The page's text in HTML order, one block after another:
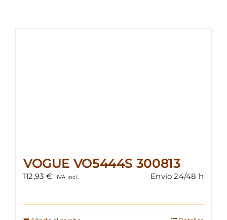
VOGUE VO5444S 300813
112,93 € IVA incl. Envío 24/48 h